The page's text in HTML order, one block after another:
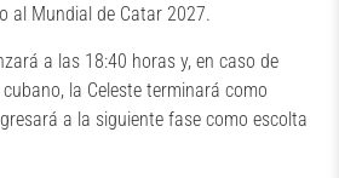
al Mundial de Catar 2027.
a las 18:40 horas y, en caso de
la Celeste terminará como
a la siguiente fase como escolta